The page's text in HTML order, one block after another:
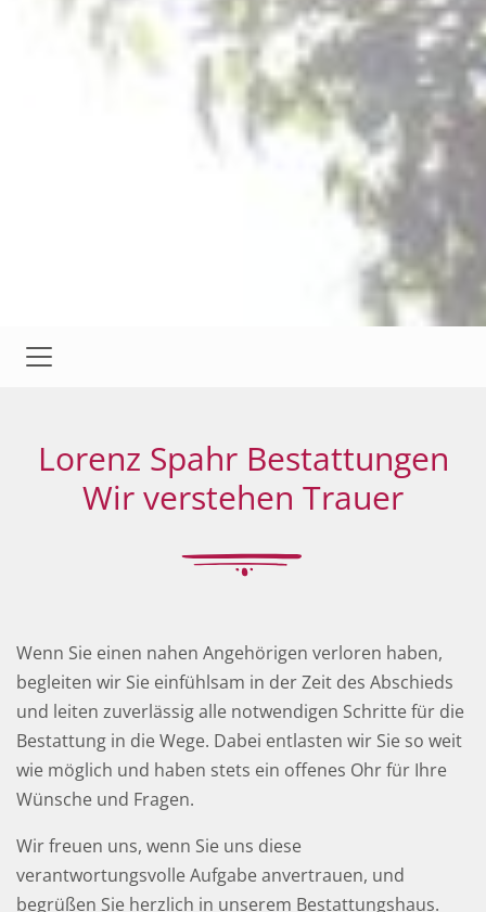
Lorenz Spahr Bestattungen
Wir verstehen Trauer
Wenn Sie einen nahen Angehörigen verloren haben,
begleiten wir Sie einfühlsam in der Zeit des Abschieds
und leiten zuverlässig alle notwendigen Schritte für die
Bestattung in die Wege. Dabei entlasten wir Sie so weit
wie möglich und haben stets ein offenes Ohr für Ihre
Wünsche und Fragen.
Wir freuen uns, wenn Sie uns diese
verantwortungsvolle Aufgabe anvertrauen, und
begrüßen Sie herzlich in unserem Bestattungshaus.